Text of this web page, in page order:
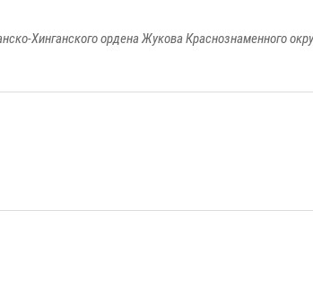
Хинганского ордена Жукова Краснознаменного